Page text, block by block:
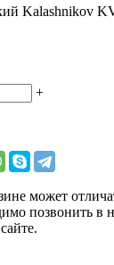
Kalashnikov
+
может
позвонить в